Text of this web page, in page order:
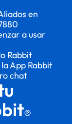
en
a usar
Rabbit
App Rabbit
chat
®